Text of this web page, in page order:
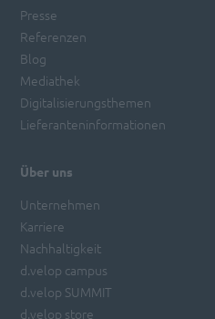
Presse
Referenzen
Blog
Mediathek
Digitalisierungsthemen
Lieferanteninformationen
Über uns
Unternehmen
Karriere
Nachhaltigkeit
d.velop campus
d.velop SUMMIT
d.velop store